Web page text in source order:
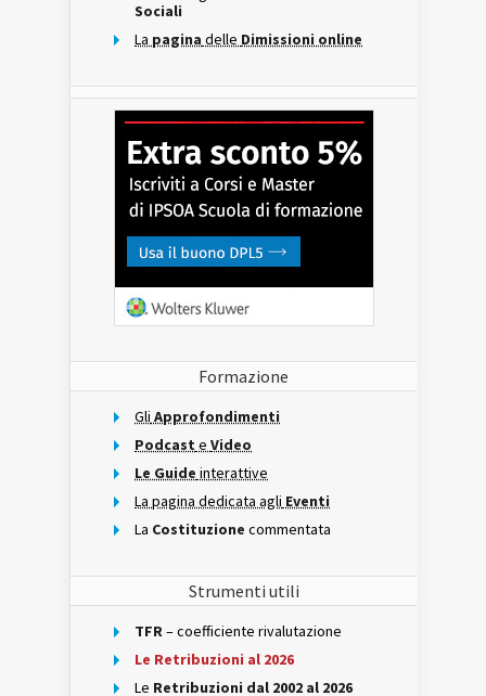
Sociali
La pagina delle Dimissioni online
Formazione
Gli Approfondimenti
Podcast e Video
Le Guide interattive
La pagina dedicata agli Eventi
La Costituzione commentata
Strumenti utili
TFR– coefficiente rivalutazione
Le Retribuzioni al 2026
Le Retribuzioni dal 2002 al 2026